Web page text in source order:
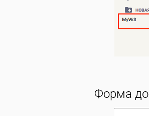
Форма